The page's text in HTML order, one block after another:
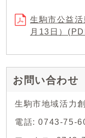
生駒市公益
月13日）
お問い合わせ
生駒市地域活力
電話: 0743-75-